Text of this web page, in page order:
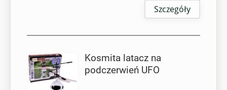
Szczegóły
Kosmita latacz na
podczerwień UFO